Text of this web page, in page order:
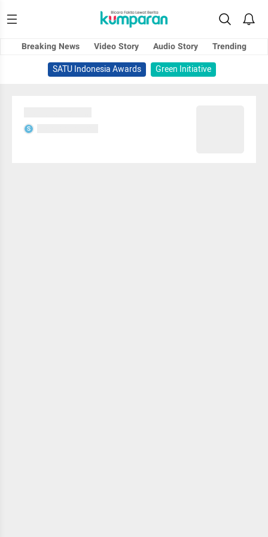
Breaking News Video Story Audio Story
Trending
SATU Indonesia Awards
Green Initiative
S